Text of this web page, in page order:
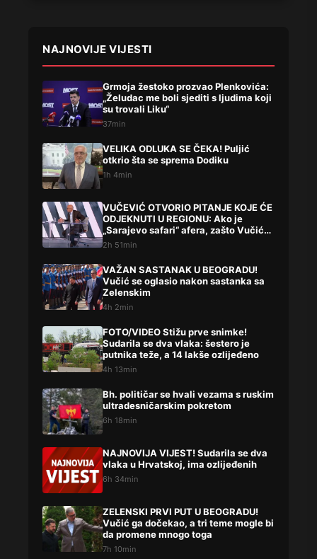
NAJNOVIJE VIJESTI
Grmoja žestoko prozvao Plenkovića:
„Želudac me boli sjediti s ljudima koji
su trovali Liku“
37min
VELIKA ODLUKA SE ČEKA! Puljić
otkrio šta se sprema Dodiku
1h 4min
VUČEVIĆ OTVORIO PITANJE KOJE ĆE
ODJEKNUTI U REGIONU: Ako je
„Sarajevo safari“ afera, zašto Vučića
niste procesuirali?!
2h 51min
VAŽAN SASTANAK U BEOGRADU!
Vučić se oglasio nakon sastanka sa
Zelenskim
4h 2min
FOTO/VIDEO Stižu prve snimke!
Sudarila se dva vlaka: šestero je
putnika teže, a 14 lakše ozlijeđeno
4h 13min
Bh. političar se hvali vezama s ruskim
ultradesničarskim pokretom
6h 18min
NAJNOVIJA VIJEST! Sudarila se dva
vlaka u Hrvatskoj, ima ozlijeđenih
6h 34min
ZELENSKI PRVI PUT U BEOGRADU!
Vučić ga dočekao, a tri teme mogle bi
da promene mnogo toga
7h 10min